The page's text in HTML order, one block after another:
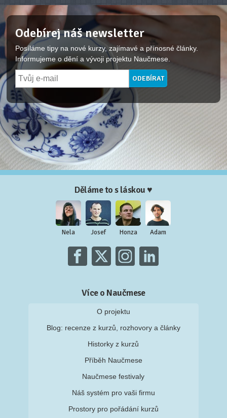
Odebírej náš newsletter
Posíláme tipy na nové kurzy, zajímavé a přínosné články.
Informujeme o dění a vývoji projektu Naučmese.
Děláme to s láskou ♥
Nela Josef Honza Adam
Více o Naučmese
O projektu
Blog: recenze z kurzů, rozhovory a články
Historky z kurzů
Příběh Naučmese
Naučmese festivaly
Náš systém pro vaši firmu
Prostory pro pořádání kurzů